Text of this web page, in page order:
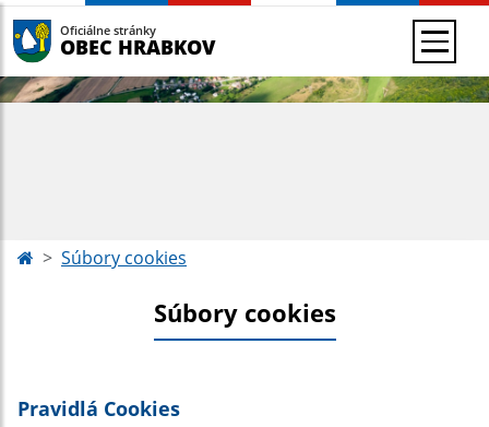
Oficiálne stránky
OBEC HRABKOV
Súbory cookies
Súbory cookies
Pravidlá Cookies